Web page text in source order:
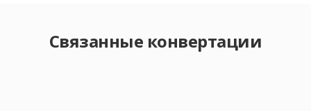
Связанные конвертации